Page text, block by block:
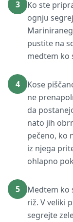
3
Ko ste
ognju
pustite na
medtem ko
4
Kose
ne
da
nato jih
pečeno, ko
iz njega
ohlapno
5
Medtem ko
riž. V veliki
segrejte